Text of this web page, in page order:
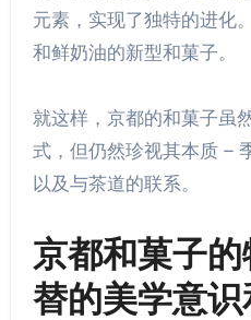
元素，实现了独特的进化
和鲜奶油的新型和菓子。
就这样，京都的和菓子虽
式，但仍然珍视其本质 –
以及与茶道的联系。
京都和菓子
替的美学意